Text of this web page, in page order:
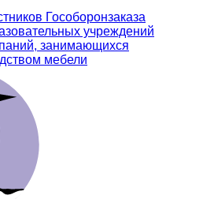
Гособоронзаказа
учреждений
занимающихся
мебели